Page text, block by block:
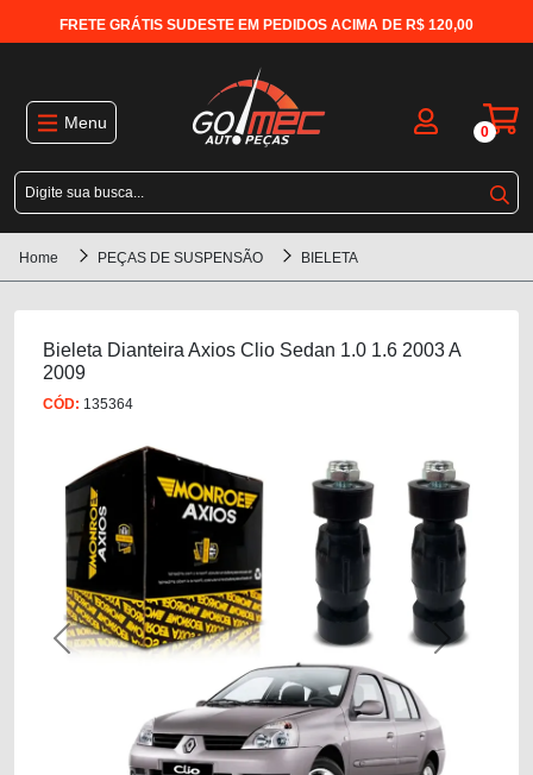
FRETE GRÁTIS SUDESTE EM PEDIDOS ACIMA DE R$ 120,00
Menu 0
Home PEÇAS DE SUSPENSÃO BIELETA
Bieleta Dianteira Axios Clio Sedan 1.0 1.6 2003 A
2009
CÓD: 135364
Previous Next